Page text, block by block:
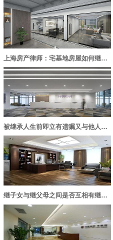
上海房产律师：宅基地房屋如何继承？
被继承人生前即立有遗嘱又与他人订有遗赠抚养协议的应当怎样处理？
继子女与继父母之间是否互相有继承权？